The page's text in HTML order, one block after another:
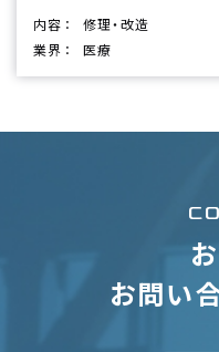
内容
修理・改造
業界
医療
お問い